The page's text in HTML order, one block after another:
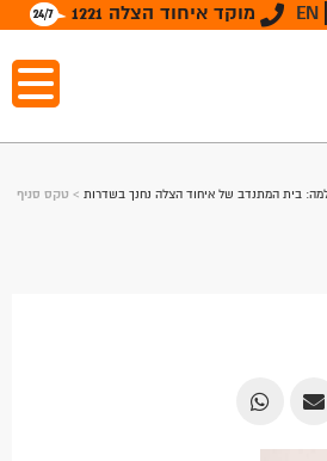
מוקד איחוד הצלה 1221 EN
בית המתנדב של איחוד הצלה נחנך בשדרות > טקס סניף
Share
by
Share
by